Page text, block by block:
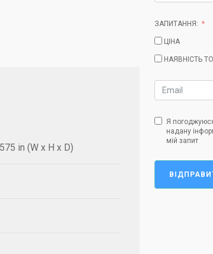
in (W x H x D)
ЗАПИТАННЯ:
ЦІНА
НАЯВНІСТЬ
Я
надану
мій запит